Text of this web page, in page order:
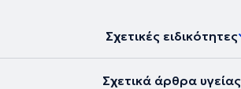
Σχετικές ειδικότητες
Σχετικά άρθρα υγείας